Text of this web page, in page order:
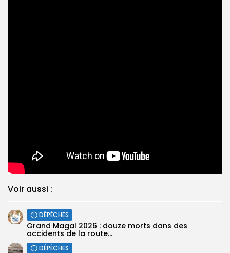
Voir aussi :
DÉPÊCHES
Grand Magal 2026 : douze morts dans des
accidents de la route...
DÉPÊCHES